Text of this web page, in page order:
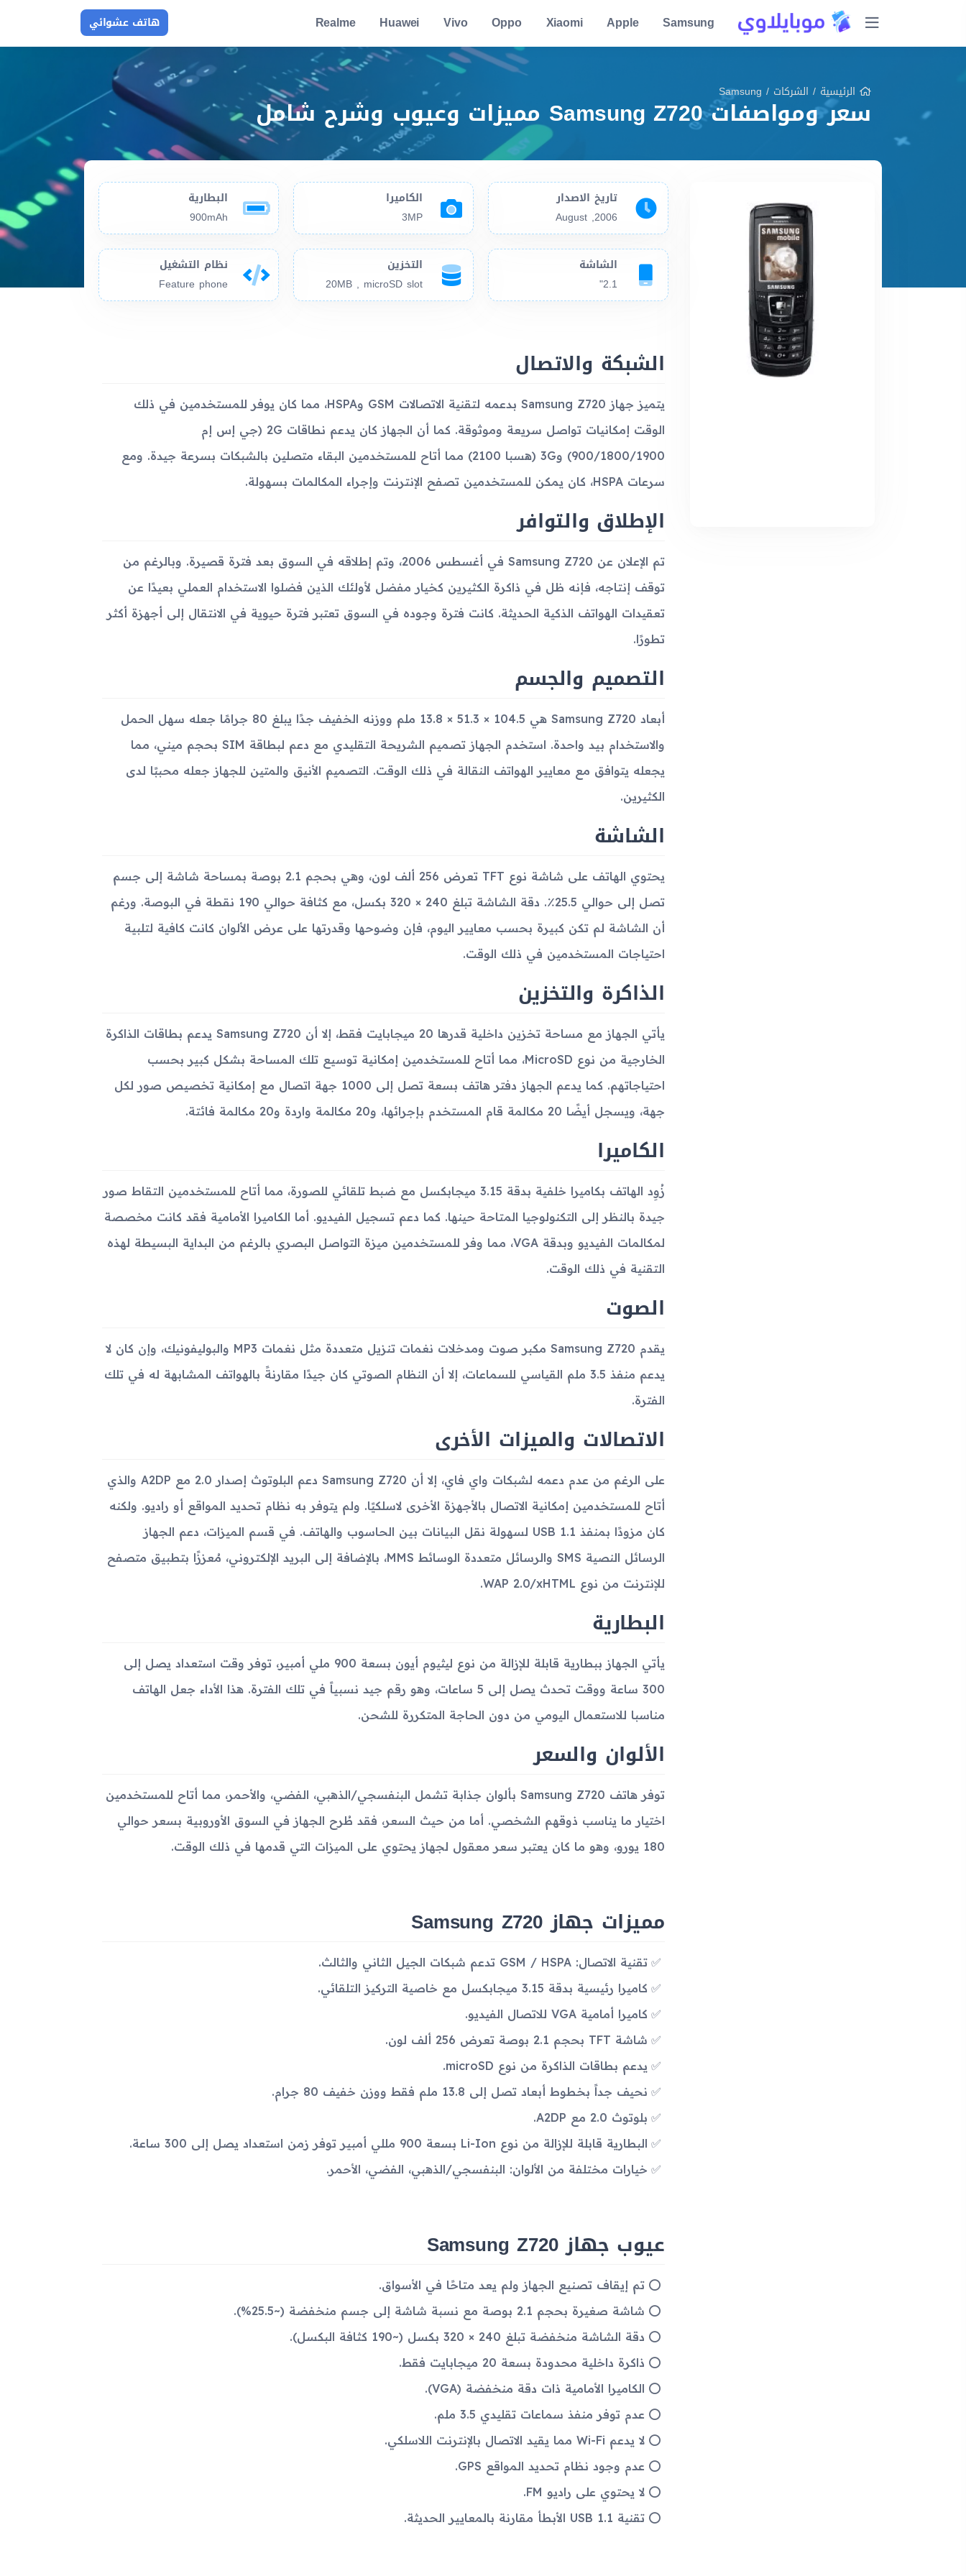
Samsung
Apple
Xiaomi
Oppo
Vivo
Huawei
Realme هاتف عشوائي
الرئيسية / الشركات /
Samsung
سعر ومواصفات Samsung Z720 مميزات وعيوب وشرح شامل
تاريخ الاصدار
2006, August
الكاميرا
3MP
البطارية
900mAh
الشاشة
2.1"
التخزين
20MB , microSD slot
نظام التشغيل
Feature phone
الشبكة والاتصال
يتميز جهاز Samsung Z720 بدعمه لتقنية الاتصالات GSM وHSPA، مما كان يوفر للمستخدمين في ذلك
الوقت إمكانيات تواصل سريعة وموثوقة. كما أن الجهاز كان يدعم نطاقات 2G (جي إس إم
900/1800/1900) و3G (هسبا 2100) مما أتاح للمستخدمين البقاء متصلين بالشبكات بسرعة جيدة. ومع
سرعات HSPA، كان يمكن للمستخدمين تصفح الإنترنت وإجراء المكالمات بسهولة.
الإطلاق والتوافر
تم الإعلان عن Samsung Z720 في أغسطس 2006، وتم إطلاقه في السوق بعد فترة قصيرة. وبالرغم من
توقف إنتاجه، فإنه ظل في ذاكرة الكثيرين كخيار مفضل لأولئك الذين فضلوا الاستخدام العملي بعيدًا عن
تعقيدات الهواتف الذكية الحديثة. كانت فترة وجوده في السوق تعتبر فترة حيوية في الانتقال إلى أجهزة أكثر
تطورًا.
التصميم والجسم
أبعاد Samsung Z720 هي 104.5 × 51.3 × 13.8 ملم ووزنه الخفيف جدًا يبلغ 80 جرامًا جعله سهل الحمل
والاستخدام بيد واحدة. استخدم الجهاز تصميم الشريحة التقليدي مع دعم لبطاقة SIM بحجم ميني، مما
يجعله يتوافق مع معايير الهواتف النقالة في ذلك الوقت. التصميم الأنيق والمتين للجهاز جعله محببًا لدى
الكثيرين.
الشاشة
يحتوي الهاتف على شاشة نوع TFT تعرض 256 ألف لون، وهي بحجم 2.1 بوصة بمساحة شاشة إلى جسم
تصل إلى حوالي 25.5٪. دقة الشاشة تبلغ 240 × 320 بكسل، مع كثافة حوالي 190 نقطة في البوصة. ورغم
أن الشاشة لم تكن كبيرة بحسب معايير اليوم، فإن وضوحها وقدرتها على عرض الألوان كانت كافية لتلبية
احتياجات المستخدمين في ذلك الوقت.
الذاكرة والتخزين
يأتي الجهاز مع مساحة تخزين داخلية قدرها 20 ميجابايت فقط، إلا أن Samsung Z720 يدعم بطاقات الذاكرة
الخارجية من نوع MicroSD، مما أتاح للمستخدمين إمكانية توسيع تلك المساحة بشكل كبير بحسب
احتياجاتهم. كما يدعم الجهاز دفتر هاتف بسعة تصل إلى 1000 جهة اتصال مع إمكانية تخصيص صور لكل
جهة، ويسجل أيضًا 20 مكالمة قام المستخدم بإجرائها، و20 مكالمة واردة و20 مكالمة فائتة.
الكاميرا
زُوِد الهاتف بكاميرا خلفية بدقة 3.15 ميجابكسل مع ضبط تلقائي للصورة، مما أتاح للمستخدمين التقاط صور
جيدة بالنظر إلى التكنولوجيا المتاحة حينها. كما دعم تسجيل الفيديو. أما الكاميرا الأمامية فقد كانت مخصصة
لمكالمات الفيديو وبدقة VGA، مما وفر للمستخدمين ميزة التواصل البصري بالرغم من البداية البسيطة لهذه
التقنية في ذلك الوقت.
الصوت
يقدم Samsung Z720 مكبر صوت ومدخلات نغمات تنزيل متعددة مثل نغمات MP3 والبوليفونيك، وإن كان لا
يدعم منفذ 3.5 ملم القياسي للسماعات، إلا أن النظام الصوتي كان جيدًا مقارنةً بالهواتف المشابهة له في تلك
الفترة.
الاتصالات والميزات الأخرى
على الرغم من عدم دعمه لشبكات واي فاي، إلا أن Samsung Z720 دعم البلوتوث إصدار 2.0 مع A2DP والذي
أتاح للمستخدمين إمكانية الاتصال بالأجهزة الأخرى لاسلكيًا. ولم يتوفر به نظام تحديد المواقع أو راديو. ولكنه
كان مزودًا بمنفذ USB 1.1 لسهولة نقل البيانات بين الحاسوب والهاتف. في قسم الميزات، دعم الجهاز
الرسائل النصية SMS والرسائل متعددة الوسائط MMS، بالإضافة إلى البريد الإلكتروني، مُعززًا بتطبيق متصفح
للإنترنت من نوع WAP 2.0/xHTML.
البطارية
يأتي الجهاز ببطارية قابلة للإزالة من نوع ليثيوم أيون بسعة 900 ملي أمبير، توفر وقت استعداد يصل إلى
300 ساعة ووقت تحدث يصل إلى 5 ساعات، وهو رقم جيد نسبياً في تلك الفترة. هذا الأداء جعل الهاتف
مناسبا للاستعمال اليومي من دون الحاجة المتكررة للشحن.
الألوان والسعر
توفر هاتف Samsung Z720 بألوان جذابة تشمل البنفسجي/الذهبي، الفضي، والأحمر، مما أتاح للمستخدمين
اختيار ما يناسب ذوقهم الشخصي. أما من حيث السعر، فقد طُرح الجهاز في السوق الأوروبية بسعر حوالي
180 يورو، وهو ما كان يعتبر سعر معقول لجهاز يحتوي على الميزات التي قدمها في ذلك الوقت.
مميزات جهاز Samsung Z720
تقنية الاتصال: GSM / HSPA تدعم شبكات الجيل الثاني والثالث.
كاميرا رئيسية بدقة 3.15 ميجابكسل مع خاصية التركيز التلقائي.
كاميرا أمامية VGA للاتصال الفيديو.
شاشة TFT بحجم 2.1 بوصة تعرض 256 ألف لون.
يدعم بطاقات الذاكرة من نوع microSD.
نحيف جداً بخطوط أبعاد تصل إلى 13.8 ملم فقط ووزن خفيف 80 جرام.
بلوتوث 2.0 مع A2DP.
البطارية قابلة للإزالة من نوع Li-Ion بسعة 900 مللي أمبير توفر زمن استعداد يصل إلى 300 ساعة.
خيارات مختلفة من الألوان: البنفسجي/الذهبي، الفضي، الأحمر.
عيوب جهاز Samsung Z720
تم إيقاف تصنيع الجهاز ولم يعد متاحًا في الأسواق.
شاشة صغيرة بحجم 2.1 بوصة مع نسبة شاشة إلى جسم منخفضة (~25.5%).
دقة الشاشة منخفضة تبلغ 240 × 320 بكسل (~190 كثافة البكسل).
ذاكرة داخلية محدودة بسعة 20 ميجابايت فقط.
الكاميرا الأمامية ذات دقة منخفضة (VGA).
عدم توفر منفذ سماعات تقليدي 3.5 ملم.
لا يدعم Wi-Fi مما يقيد الاتصال بالإنترنت اللاسلكي.
عدم وجود نظام تحديد المواقع GPS.
لا يحتوي على راديو FM.
تقنية USB 1.1 الأبطأ مقارنة بالمعايير الحديثة.